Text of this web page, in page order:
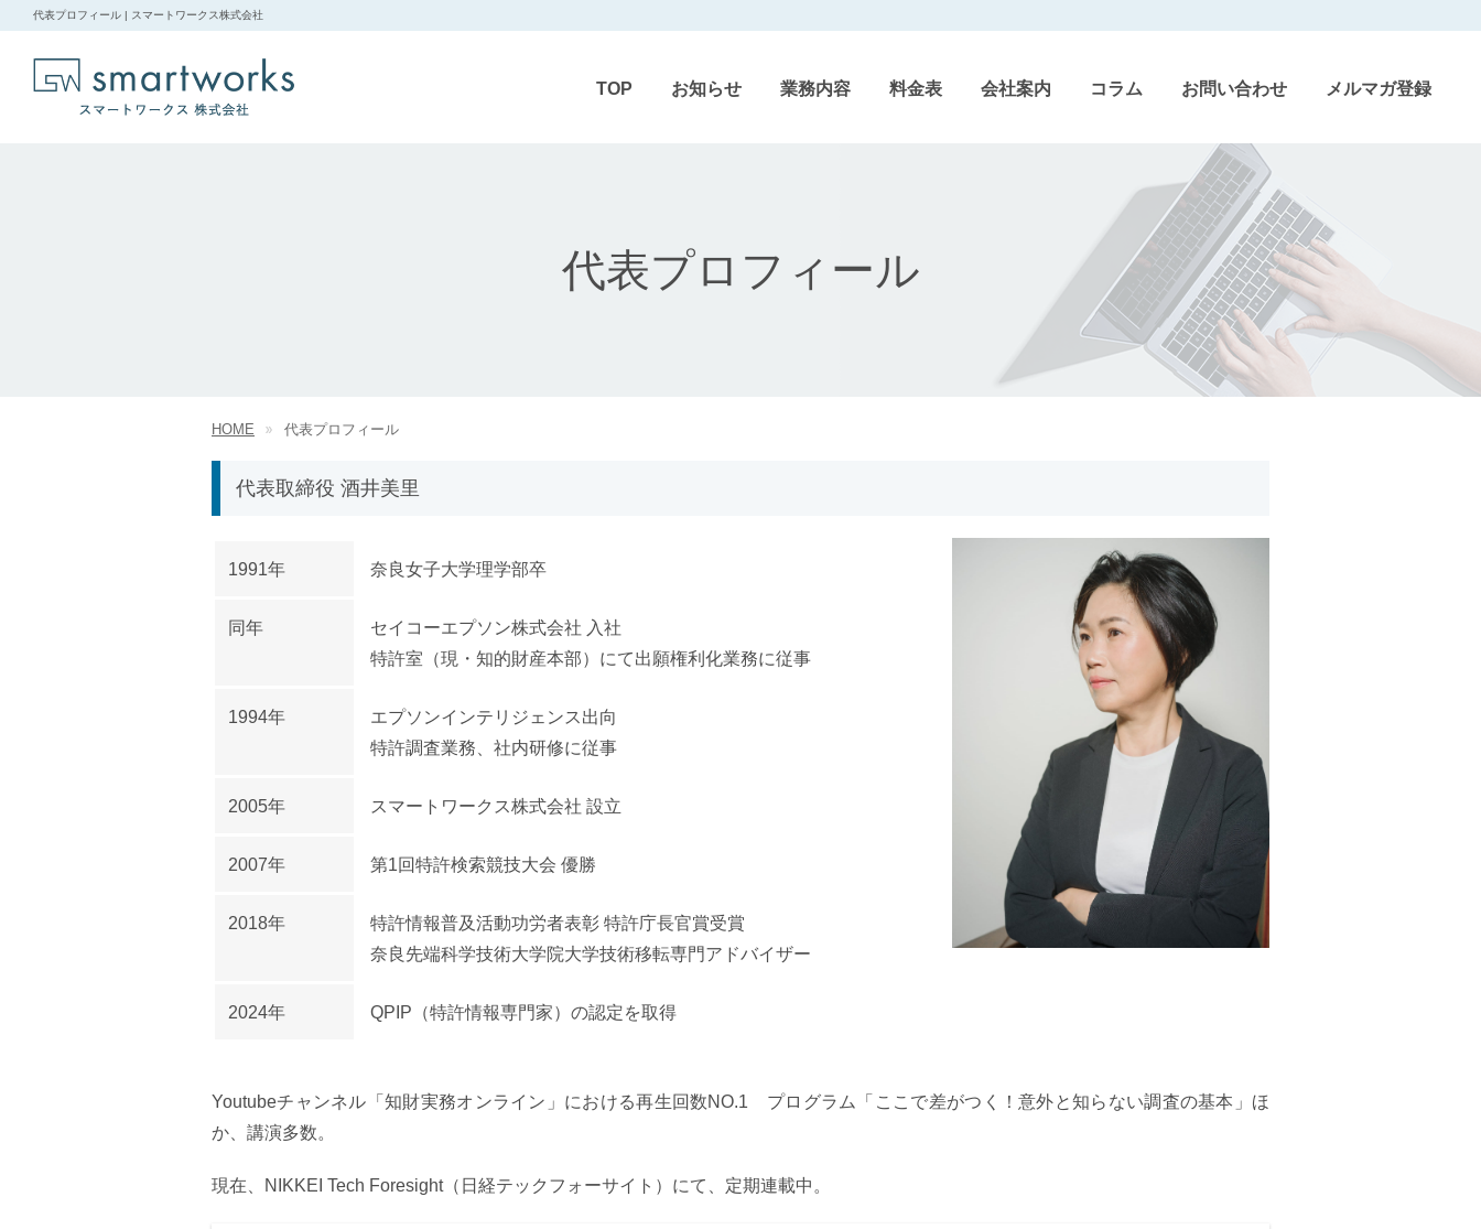
代表プロフィール | スマートワークス株式会社
TOP お知らせ 業務内容 料金表 会社案内 コラム お問い合わせ メルマガ登録
代表プロフィール
HOME 代表プロフィール
代表取締役 酒井美里
1991年 奈良女子大学理学部卒
同年
セイコーエプソン株式会社 入社
特許室（現・知的財産本部）にて出願権利化業務に従事
1994年
エプソンインテリジェンス出向
特許調査業務、社内研修に従事
2005年 スマートワークス株式会社 設立
2007年 第1回特許検索競技大会 優勝
2018年
特許情報普及活動功労者表彰 特許庁長官賞受賞
奈良先端科学技術大学院大学技術移転専門アドバイザー
2024年 QPIP（特許情報専門家）の認定を取得
Youtubeチャンネル「知財実務オンライン」における再生回数NO.1 プログラム「ここで差がつく！意外と知らない調査の基本」ほ
か、講演多数。
現在、NIKKEI Tech Foresight（日経テックフォーサイト）にて、定期連載中。